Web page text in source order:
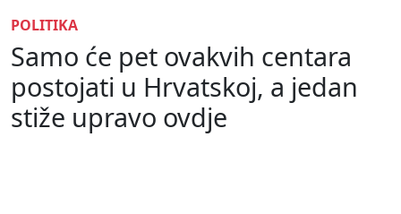
POLITIKA
Samo će pet ovakvih centara
postojati u Hrvatskoj, a jedan
stiže upravo ovdje